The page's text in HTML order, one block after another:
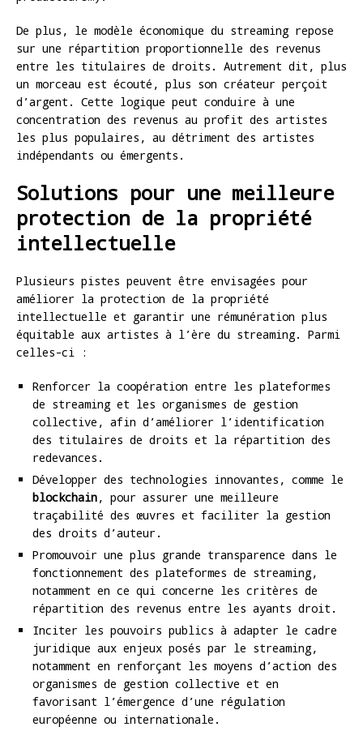
De plus, le modèle économique du streaming repose
sur une répartition proportionnelle des revenus
entre les titulaires de droits. Autrement dit, plus
un morceau est écouté, plus son créateur perçoit
d’argent. Cette logique peut conduire à une
concentration des revenus au profit des artistes
les plus populaires, au détriment des artistes
indépendants ou émergents.
Solutions pour une meilleure
protection de la propriété
intellectuelle
Plusieurs pistes peuvent être envisagées pour
améliorer la protection de la propriété
intellectuelle et garantir une rémunération plus
équitable aux artistes à l’ère du streaming. Parmi
celles-ci :
Renforcer la coopération entre les plateformes
de streaming et les organismes de gestion
collective, afin d’améliorer l’identification
des titulaires de droits et la répartition des
redevances.
Développer des technologies innovantes, comme le
blockchain, pour assurer une meilleure
traçabilité des œuvres et faciliter la gestion
des droits d’auteur.
Promouvoir une plus grande transparence dans le
fonctionnement des plateformes de streaming,
notamment en ce qui concerne les critères de
répartition des revenus entre les ayants droit.
Inciter les pouvoirs publics à adapter le cadre
juridique aux enjeux posés par le streaming,
notamment en renforçant les moyens d’action des
organismes de gestion collective et en
favorisant l’émergence d’une régulation
européenne ou internationale.